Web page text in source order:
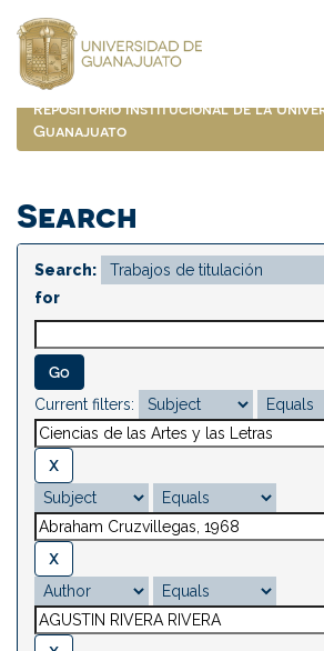
navigation
Repositorio Institucional de la
Guanajuato
Search
Search:
for
Current filters: